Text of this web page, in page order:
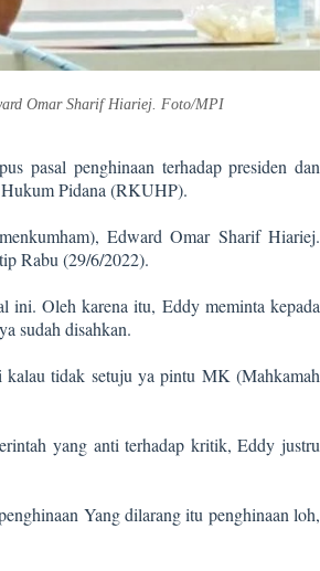
Omar Sharif Hiariej. Foto/MPI
pasal penghinaan terhadap presiden dan
Pidana (RKUHP).
Edward Omar Sharif Hiariej.
Rabu (29/6/2022).
ini. Oleh karena itu, Eddy meminta kepada
sudah disahkan.
tidak setuju ya pintu MK (Mahkamah
yang anti terhadap kritik, Eddy justru
Yang dilarang itu penghinaan loh,